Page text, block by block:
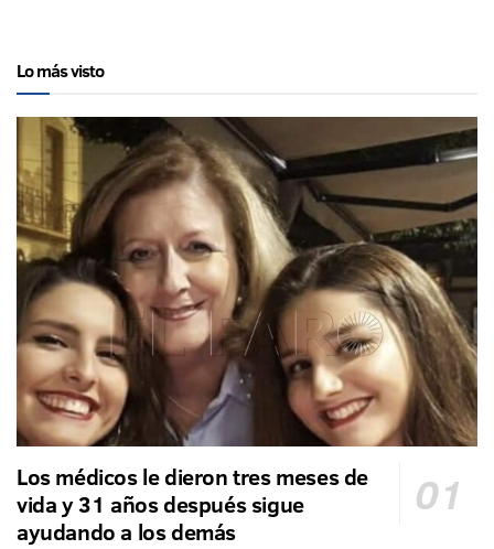
Lo más visto
Los médicos le dieron tres meses de
vida y 31 años después sigue
ayudando a los demás